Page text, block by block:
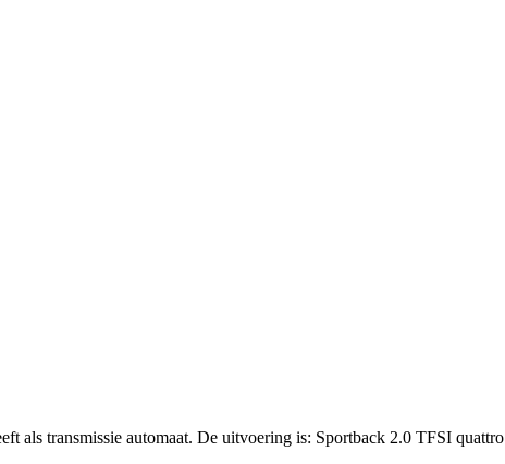
als transmissie automaat. De uitvoering is: Sportback 2.0 TFSI quattro